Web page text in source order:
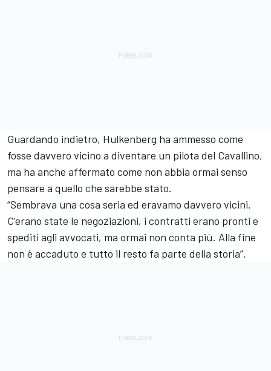
Guardando indietro, Hulkenberg ha ammesso come
fosse davvero vicino a diventare un pilota del Cavallino,
ma ha anche affermato come non abbia ormai senso
pensare a quello che sarebbe stato.
“Sembrava una cosa seria ed eravamo davvero vicini.
C’erano state le negoziazioni, i contratti erano pronti e
spediti agli avvocati, ma ormai non conta più. Alla fine
non è accaduto e tutto il resto fa parte della storia”.